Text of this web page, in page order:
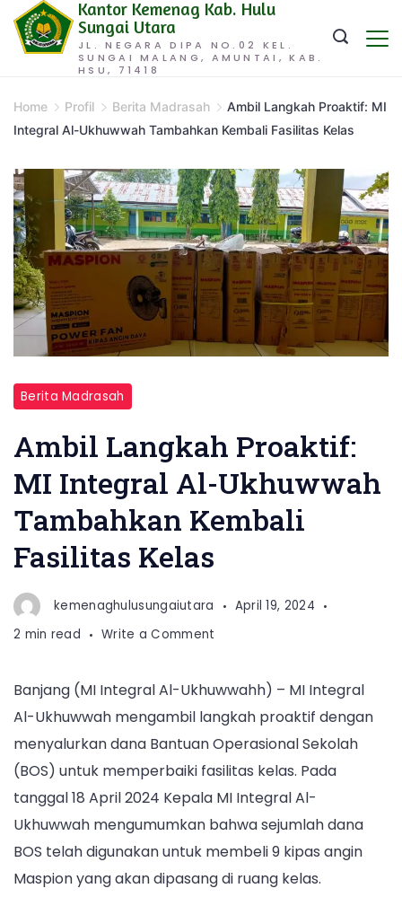
Skip
JL. NEGARA DIPA NO.02 KEL.
SUNGAI MALANG, AMUNTAI, KAB.
HSU, 71418
Kantor Kemenag Kab. Hulu
Sungai Utara
Home Profil Berita Madrasah
Ambil Langkah Proaktif: MI
Integral Al-Ukhuwwah Tambahkan Kembali Fasilitas Kelas
Berita Madrasah
Ambil Langkah Proaktif:
MI Integral Al-Ukhuwwah
Tambahkan Kembali
Fasilitas Kelas
kemenaghulusungaiutara
April 19, 2024
2 min read
Write a Comment
Proaktif:
MI
Integral
Al-
Tambahkan
Kembali
Fasilitas
Kelas
Banjang (MI Integral Al-Ukhuwwahh) – MI Integral
Al-Ukhuwwah mengambil langkah proaktif dengan
menyalurkan dana Bantuan Operasional Sekolah
(BOS) untuk memperbaiki fasilitas kelas. Pada
tanggal 18 April 2024 Kepala MI Integral Al-
Ukhuwwah mengumumkan bahwa sejumlah dana
BOS telah digunakan untuk membeli 9 kipas angin
Maspion yang akan dipasang di ruang kelas.